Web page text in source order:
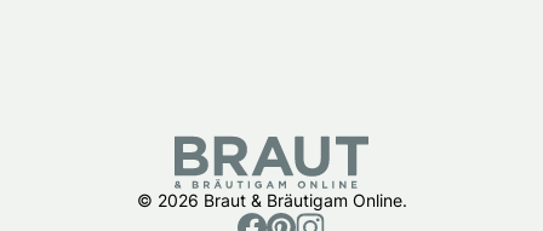
© 2026 Braut & Bräutigam Online.